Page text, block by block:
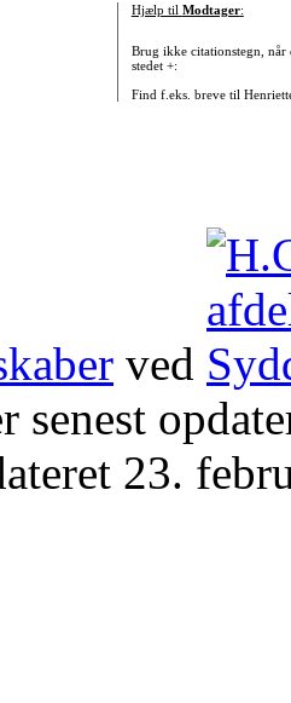
Hjælp til Modtager:
Brug ikke citationstegn, når
stedet +:
Find f.eks. breve til
ved
senest
23.